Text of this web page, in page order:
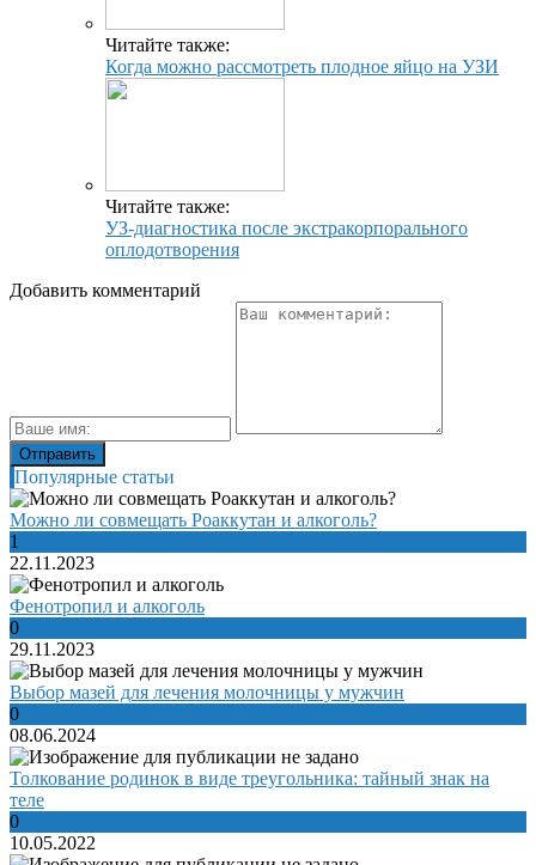
Читайте также:
Когда можно рассмотреть плодное яйцо на УЗИ
Читайте также:
УЗ-диагностика после экстракорпорального
оплодотворения
Добавить комментарий
Популярные статьи
Можно ли совмещать Роаккутан и алкоголь?
1
22.11.2023
Фенотропил и алкоголь
0
29.11.2023
Выбор мазей для лечения молочницы у мужчин
0
08.06.2024
Толкование родинок в виде треугольника: тайный знак на
теле
0
10.05.2022